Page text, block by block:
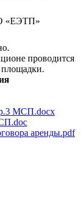
«ЕЭТП»
проводится
площадки.
МСП.docx
аренды.pdf